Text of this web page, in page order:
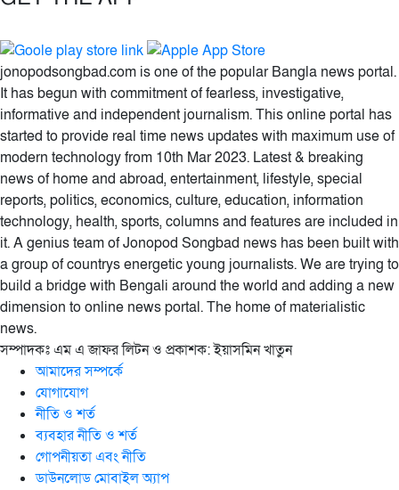
jonopodsongbad.com is one of the popular Bangla news portal.
It has begun with commitment of fearless, investigative,
informative and independent journalism. This online portal has
started to provide real time news updates with maximum use of
modern technology from 10th Mar 2023. Latest & breaking
news of home and abroad, entertainment, lifestyle, special
reports, politics, economics, culture, education, information
technology, health, sports, columns and features are included in
it. A genius team of Jonopod Songbad news has been built with
a group of countrys energetic young journalists. We are trying to
build a bridge with Bengali around the world and adding a new
dimension to online news portal. The home of materialistic
news.
সম্পাদকঃ এম এ জাফর লিটন ও প্রকাশক: ইয়াসমিন খাতুন
আমাদের সম্পর্কে
যোগাযোগ
নীতি ও শর্ত
ব্যবহার নীতি ও শর্ত
গোপনীয়তা এবং নীতি
ডাউনলোড মোবাইল অ্যাপ